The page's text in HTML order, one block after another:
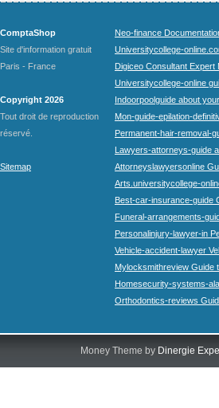
ComptaShop
Site d'information gratuit
Paris - France
Copyright 2026
Tout droit de reproduction
réservé.
Sitemap
Neo-finance
Universitycollege-
Digiceo Consultant Expert
Universitycollege-online
Indoorpoolguide about
Mon-guide-epilation-
Permanent-hair-removal-
Lawyers-attorneys-guide
Attorneyslawyersonline
Arts.universitycollege-
Best-car-insurance-guide
Funeral-arrangements-
Personalinjury-lawyer-in
Vehicle-accident-lawyer
Mylocksmithreview Guide
Homesecurity-systems-
Orthodontics-reviews
Money Theme by Dinergie